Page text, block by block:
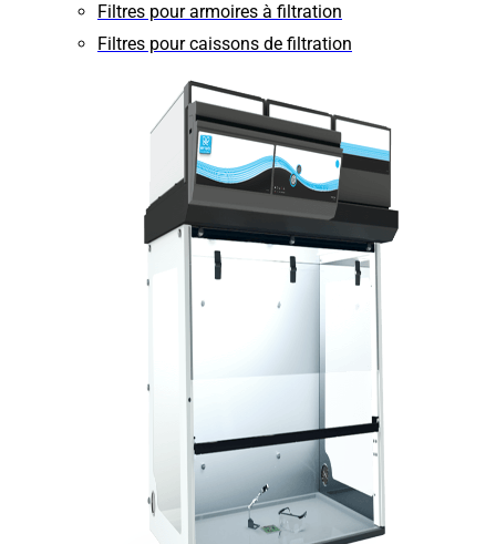
Filtres pour armoires à filtration
Filtres pour caissons de filtration